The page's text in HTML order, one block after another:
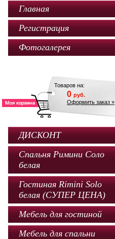
Главная
Регистрация
Фотогалерея
Товаров на:
0 руб.
Оформить заказ »
ДИСКОНТ
Спальня Римини Соло
белая
Гостиная Rimini Solo
белая (СУПЕР ЦЕНА)
Мебель для гостиной
Мебель для спальни